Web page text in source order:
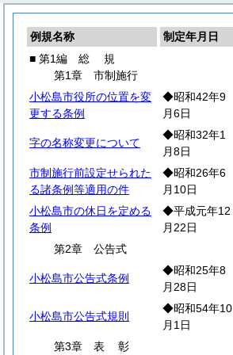
例規名称 制定年月日
■ 第1編 総 規
第1章 市制施行
小松島市役所の位置を変
更する条例
◆昭和42年9
月6日
字の名称変更について
◆昭和32年1
月8日
市制施行前設定せられた
る諸条例等適用の件
◆昭和26年6
月10日
小松島市の休日を定める
条例
◆平成元年12
月22日
第2章 公告式
小松島市公告式条例
◆昭和25年8
月28日
小松島市公告式規則
◆昭和54年10
月1日
第3章 表彰